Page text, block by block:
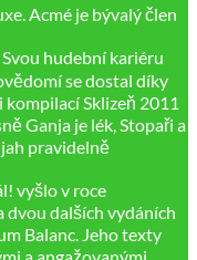
Acmé je bývalý člen
Svou hudební kariéru
se dostal díky
Sklizeň 2011
Ganja je lék, Stopaři a
pravidelně
vyšlo v roce
dvou dalších vydáních
Balanc. Jeho texty